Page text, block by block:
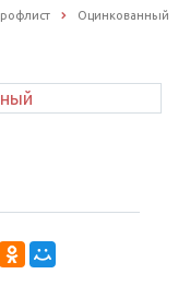
Оцинкованный